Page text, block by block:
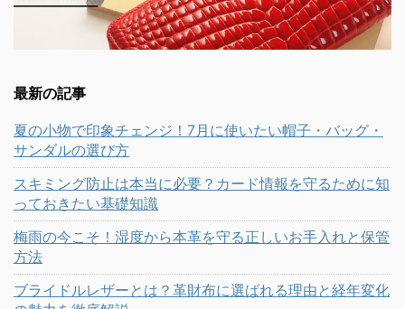
最新の記事
夏の小物で印象チェンジ！7月に使いたい帽子・バッグ・
サンダルの選び方
スキミング防止は本当に必要？カード情報を守るために知
っておきたい基礎知識
梅雨の今こそ！湿度から本革を守る正しいお手入れと保管
方法
ブライドルレザーとは？革財布に選ばれる理由と経年変化